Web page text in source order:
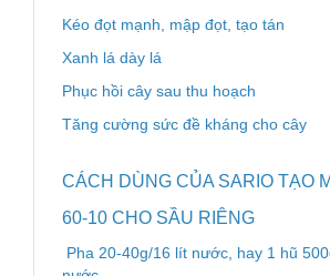
Kéo đọt mạnh, mập đọt, tạo tán
Xanh lá dày lá
Phục hồi cây sau thu hoạch
Tăng cường sức đề kháng cho cây
CÁCH DÙNG CỦA SARIO TẠO
60-10 CHO SẦU RIÊNG
Pha 20-40g/16 lít nước, hay 1 hũ